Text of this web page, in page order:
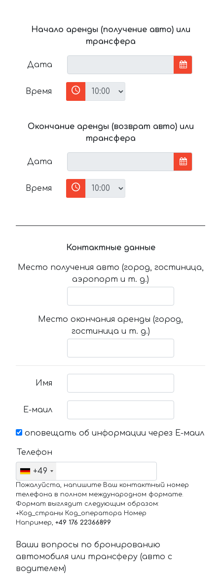
Начало аренды (получение авто) или
трансфера
Дата
Время
Окончание аренды (возврат авто) или
трансфера
Дата
Время
Контактные данные
Место получения авто (город, гостиница,
аэропорт и т. д.)
Место окончания аренды (город,
гостиница и т. д.)
Имя
Е-маил
оповещать об информации через Е-маил
Телефон
+49
Пожалуйста, напишите Ваш контактный номер
телефона в полном международном формате.
Формат выглядит следующим образом:
+Код_страны Код_оператора Номер
Например, +49 176 22366899
Ваши вопросы по бронированию
автомобиля или трансферу (авто с
водителем)